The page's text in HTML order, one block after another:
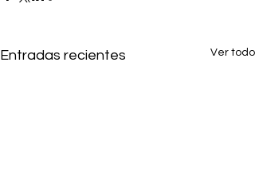
Entradas recientes Ver todo